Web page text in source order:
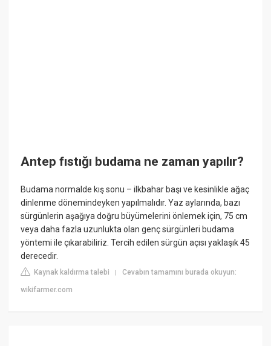
Antep fıstığı budama ne zaman yapılır?
Budama normalde kış sonu – ilkbahar başı ve kesinlikle ağaç
dinlenme dönemindeyken yapılmalıdır. Yaz aylarında, bazı
sürgünlerin aşağıya doğru büyümelerini önlemek için, 75 cm
veya daha fazla uzunlukta olan genç sürgünleri budama
yöntemi ile çıkarabiliriz. Tercih edilen sürgün açısı yaklaşık 45
derecedir.
Kaynak kaldırma talebi |Cevabın tamamını burada okuyun:
wikifarmer.com